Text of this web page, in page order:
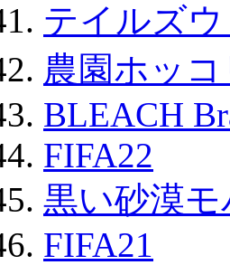
テイルズ
農園ホッ
BLEACH
FIFA22
黒い砂漠
FIFA21